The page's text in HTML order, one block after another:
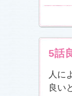
5話
人に
良い